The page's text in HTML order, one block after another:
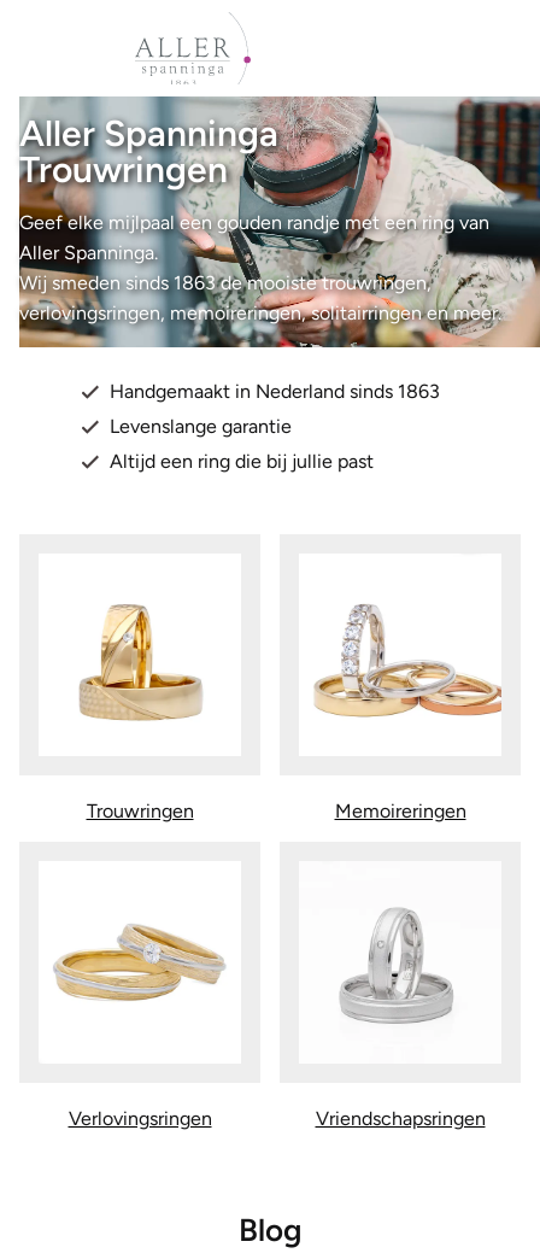
Aller Spanninga
Trouwringen
Geef elke mijlpaal een gouden randje met een ring van
Aller Spanninga.
Wij smeden sinds 1863 de mooiste trouwringen,
verlovingsringen, memoireringen, solitairringen en meer.
Handgemaakt in Nederland sinds 1863
Levenslange garantie
Altijd een ring die bij jullie past
Trouwringen Memoireringen
Verlovingsringen Vriendschapsringen
Blog